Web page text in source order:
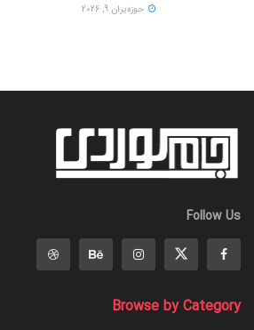
حوزه‌یران 9, 2026
Follow Us
Browse by Category